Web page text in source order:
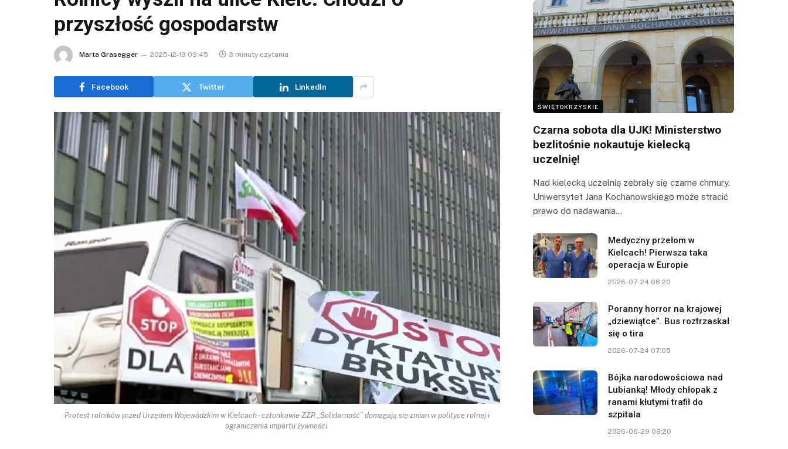
przyszłość gospodarstw
Marta Grasegger 2025-12-19 09:45 3 minuty czytania
Facebook Twitter LinkedIn
Protest rolników przed Urzędem Wojewódzkim w Kielcach - członkowie ZZR „Solidarność” domagają się zmian w polityce rolnej i
ograniczenia importu żywności.
ŚWIĘTOKRZYSKIE
Czarna sobota dla UJK! Ministerstwo
bezlitośnie nokautuje kielecką
uczelnię!
Nad kielecką uczelnią zebrały się czarne chmury.
Uniwersytet Jana Kochanowskiego może stracić
prawo do nadawania…
Medyczny przełom w
Kielcach! Pierwsza taka
operacja w Europie
2026-07-24 08:20
Poranny horror na krajowej
„dziewiątce”. Bus roztrzaskał
się o tira
2026-07-24 07:05
Bójka narodowościowa nad
Lubianką! Młody chłopak z
ranami kłutymi trafił do
szpitala
2026-06-29 08:20